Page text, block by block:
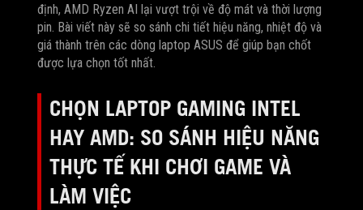
định, AMD Ryzen AI lại vượt trội về độ mát và thời lượng
pin. Bài viết này sẽ so sánh chi tiết hiệu năng, nhiệt độ và
giá thành trên các dòng laptop ASUS để giúp bạn chốt
được lựa chọn tốt nhất.
CHỌN LAPTOP GAMING INTEL
HAY AMD: SO SÁNH HIỆU NĂNG
THỰC TẾ KHI CHƠI GAME VÀ
LÀM VIỆC